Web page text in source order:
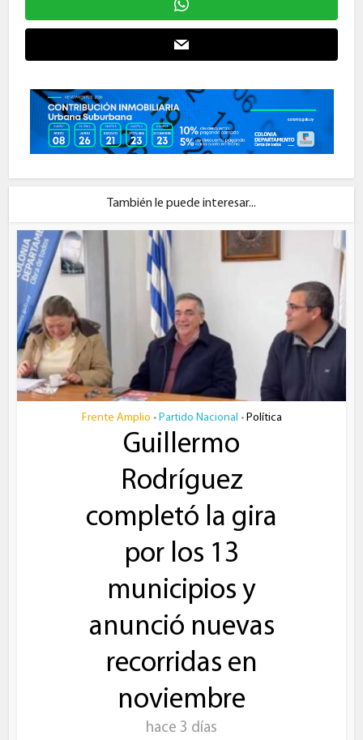
También le puede interesar...
Frente Amplio • Partido Nacional • Política
Guillermo
Rodríguez
completó la gira
por los 13
municipios y
anunció nuevas
recorridas en
noviembre
hace 3 días